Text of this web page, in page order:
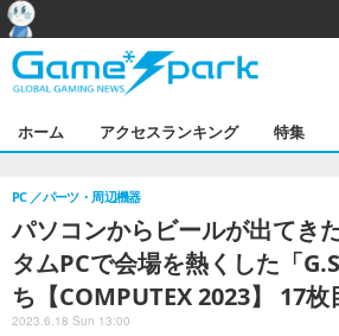
ホーム アクセスランキング 特集
パソコンからビールが出てき
タムPCで会場を熱くした「
ち【COMPUTEX 2023】 17
PC パーツ・周辺機器
2023.6.18 Sun 13:00